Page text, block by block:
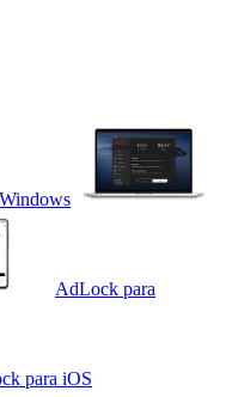
AdLock para
para iOS